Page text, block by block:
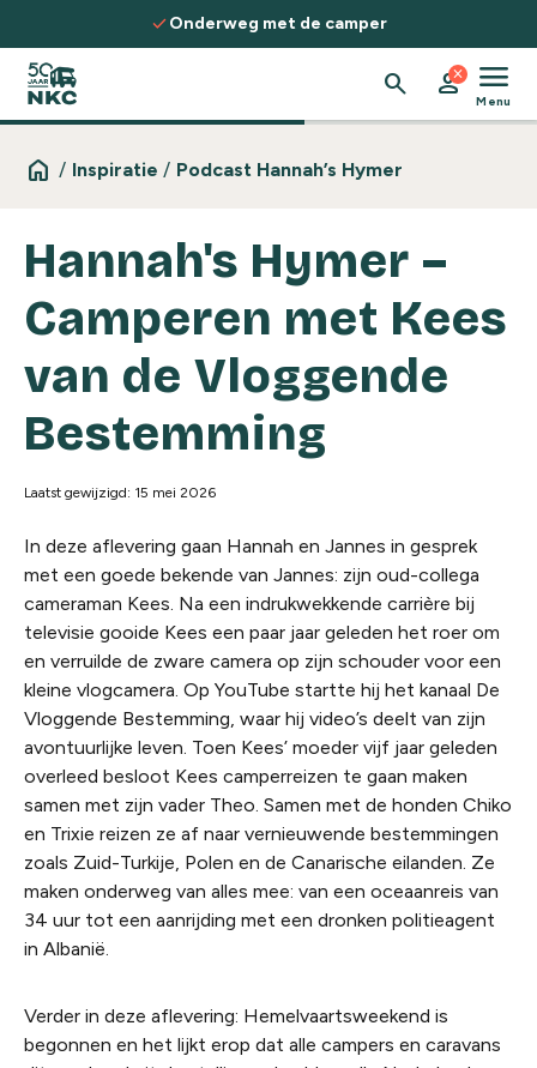
Spring naar de inhoud
checkOnderweg met de camper
search person
close menu
Menu
home / Inspiratie / Podcast Hannah’s Hymer
Hannah's Hymer –
Camperen met Kees
van de Vloggende
Bestemming
Laatst gewijzigd: 15 mei 2026
In deze aflevering gaan Hannah en Jannes in gesprek
met een goede bekende van Jannes: zijn oud-collega
cameraman Kees. Na een indrukwekkende carrière bij
televisie gooide Kees een paar jaar geleden het roer om
en verruilde de zware camera op zijn schouder voor een
kleine vlogcamera. Op YouTube startte hij het kanaal De
Vloggende Bestemming, waar hij video’s deelt van zijn
avontuurlijke leven. Toen Kees’ moeder vijf jaar geleden
overleed besloot Kees camperreizen te gaan maken
samen met zijn vader Theo. Samen met de honden Chiko
en Trixie reizen ze af naar vernieuwende bestemmingen
zoals Zuid-Turkije, Polen en de Canarische eilanden. Ze
maken onderweg van alles mee: van een oceaanreis van
34 uur tot een aanrijding met een dronken politieagent
in Albanië.
Verder in deze aflevering: Hemelvaartsweekend is
begonnen en het lijkt erop dat alle campers en caravans